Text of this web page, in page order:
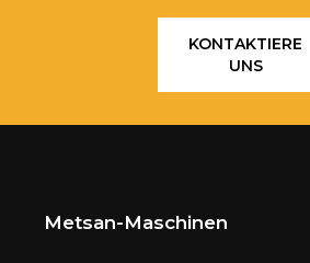
KONTAKTIERE
UNS
Metsan-Maschinen